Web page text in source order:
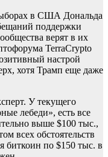
в США Дональда
поддержки
верят в их
TerraCrypto
настрой
хотя Трамп еще даже
У текущего
лебеди», есть все
выше $100 тыс.,
всех обстоятельств
биткоин по $150 тыс. в